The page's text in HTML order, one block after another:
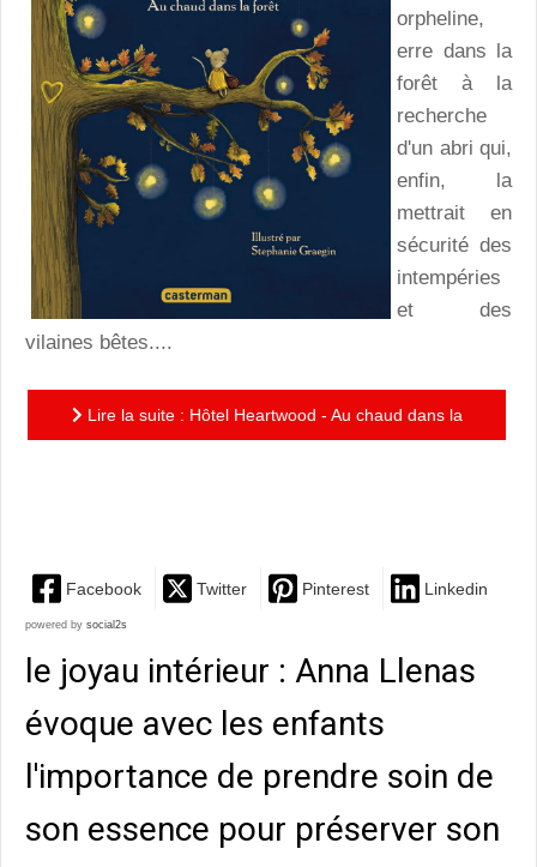
orpheline,
erre dans la
forêt à la
recherche
d'un abri qui,
enfin, la
mettrait en
sécurité des
intempéries
et des
vilaines bêtes....
Lire la suite : Hôtel Heartwood - Au chaud dans la
Facebook Twitter Pinterest Linkedin
powered by social2s
le joyau intérieur : Anna Llenas
évoque avec les enfants
l'importance de prendre soin de
son essence pour préserver son